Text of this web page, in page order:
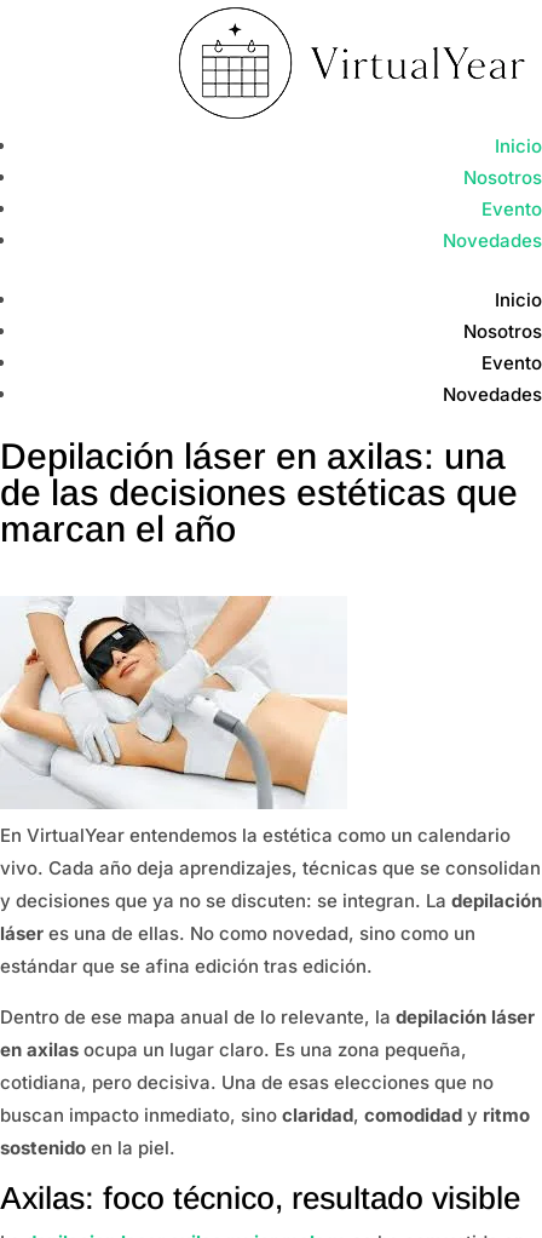
Inicio
Nosotros
Evento
Novedades
Inicio
Nosotros
Evento
Novedades
Depilación láser en axilas: una
de las decisiones estéticas que
marcan el año
En VirtualYear entendemos la estética como un calendario
vivo. Cada año deja aprendizajes, técnicas que se consolidan
y decisiones que ya no se discuten: se integran. La depilación
láser es una de ellas. No como novedad, sino como un
estándar que se afina edición tras edición.
Dentro de ese mapa anual de lo relevante, la depilación láser
en axilas ocupa un lugar claro. Es una zona pequeña,
cotidiana, pero decisiva. Una de esas elecciones que no
buscan impacto inmediato, sino claridad, comodidad y ritmo
sostenido en la piel.
Axilas: foco técnico, resultado visible